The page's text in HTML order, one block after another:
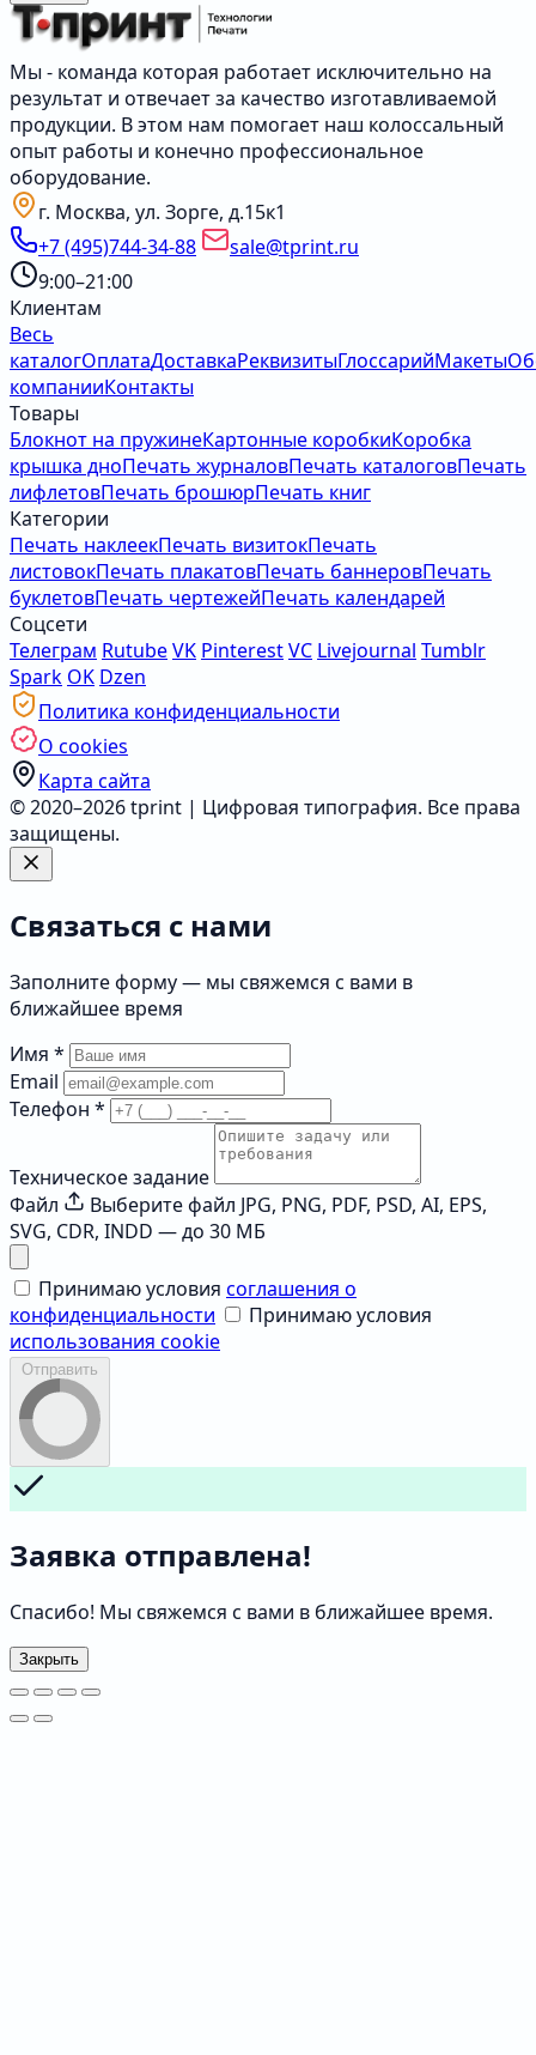
Мы - команда которая работает исключительно на
результат и отвечает за качество изготавливаемой
продукции. В этом нам помогает наш колоссальный
опыт работы и конечно профессиональное
оборудование.
г. Москва, ул. Зорге, д.15к1
+7 (495)744-34-88
sale@tprint.ru
9:00–21:00
Клиентам
Весь
каталогОплатаДоставкаРеквизитыГлоссарийМакеты
компанииКонтакты
Товары
Блокнот на пружинеКартонные коробкиКоробка
крышка дноПечать журналовПечать каталоговПечать
лифлетовПечать брошюрПечать книг
Категории
Печать наклеекПечать визитокПечать
листовокПечать плакатовПечать баннеровПечать
буклетовПечать чертежейПечать календарей
Соцсети
Телеграм RutubeVK PinterestVC Livejournal Tumblr
Spark OK Dzen
Политика конфиденциальности
О cookies
Карта сайта
© 2020–2026 tprint | Цифровая типография. Все права
защищены.
Связаться с нами
Заполните форму — мы свяжемся с вами в
ближайшее время
Имя *
Email
Телефон *
Техническое задание
Файл
Выберите файл JPG, PNG, PDF, PSD, AI, EPS,
SVG, CDR, INDD — до 30 МБ
Принимаю условия соглашения о
конфиденциальности
Принимаю условия
использования cookie
Отправить
Заявка отправлена!
Спасибо! Мы свяжемся с вами в ближайшее время.
Закрыть